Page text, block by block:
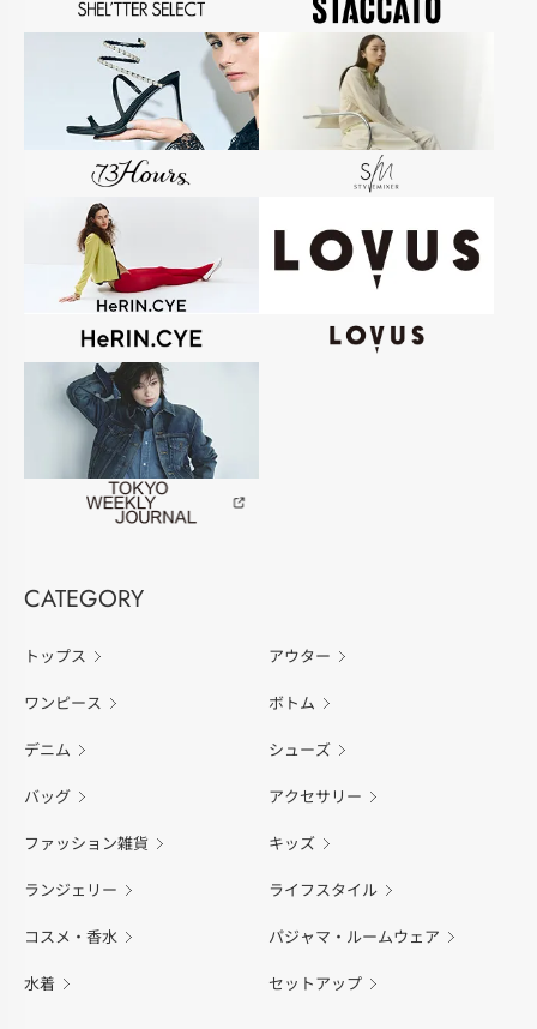
CATEGORY
トップス アウター
ワンピース ボトム
デニム シューズ
バッグ アクセサリー
ファッション雑貨 キッズ
ランジェリー ライフスタイル
コスメ・香水 パジャマ・ルームウェア
水着 セットアップ